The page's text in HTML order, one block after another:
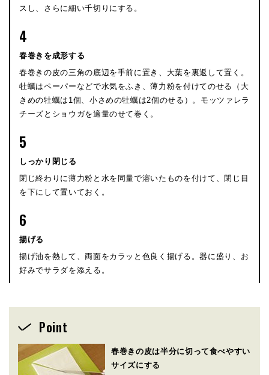
スし、さらに細い千切りにする。
4
春巻きを成形する
春巻きの皮の三角の底辺を手前に置き、大葉を裏返して置く。
牡蠣はペーパーなどで水気をふき、薄力粉を付けてのせる（大
きめの牡蠣は1個、小さめの牡蠣は2個のせる）。モッツァレラ
チーズとショウガを適量のせて巻く。
5
しっかり閉じる
閉じ終わりに薄力粉と水を同量で溶いたものを付けて、閉じ目
を下にして置いておく。
6
揚げる
揚げ油を熱して、両面をカラッと色良く揚げる。器に盛り、お
好みでサラダを添える。
Point
春巻きの皮は半分に切って食べやすい
サイズにする